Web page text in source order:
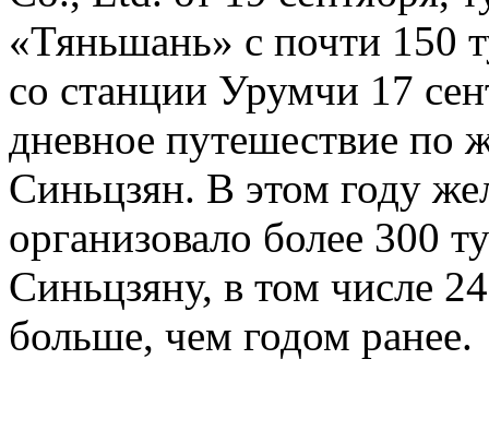
«Тяньшань» с почти 150
со станции Урумчи 17
дневное путешествие по
Синьцзян. В этом году
организовало более 300
Синьцзяну, в том числе
больше, чем годом ранее.